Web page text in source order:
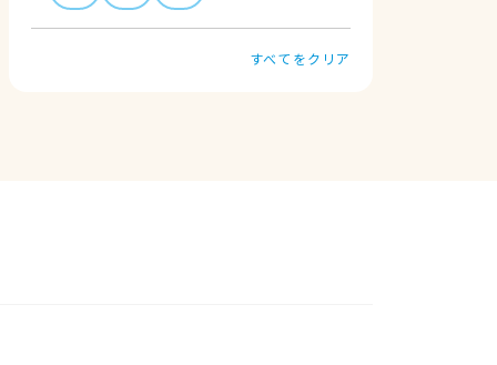
すべてをクリア